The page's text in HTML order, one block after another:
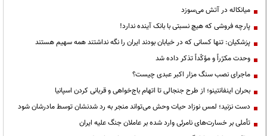
میانکاله در آتش می‌سوزد
پارچه فروشی که هیچ نسبتی با بانک آینده ندارد!
پزشکیان: تنها کسانی که در خیابان بودند ایران را نگه نداشتند همه سهیم هستند
وحدت مکرّراً و مؤکّداً تذکر داده شد
ماجرای نصب سنگ مزار اکبر عبدی چیست؟
بحران اینفانتینو؛ از طرح جنجالی تا اتهام باج‌خواهی و قربانی کردن اسپانیا
دست نزنید؛ لمس نوزاد حیات وحش می‌تواند منجر به رد شدنشان توسط مادرشان شود
تأملی بر خسارت‌های نامرئی وارد شده بر عاملان جنگ علیه ایران